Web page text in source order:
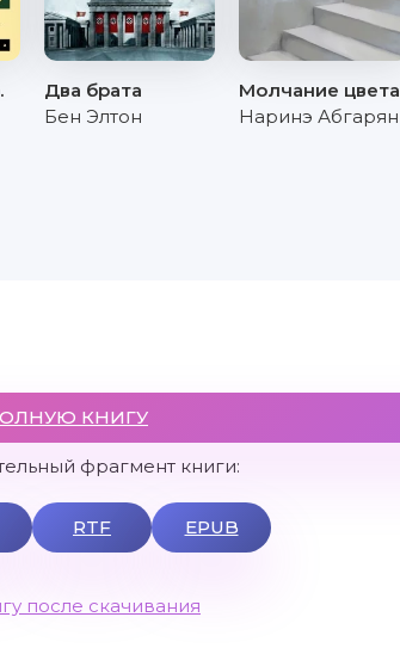
Два брата
Бен Элтон
Молчание цвета
Наринэ Абгарян
КНИГУ
фрагмент книги:
RTF EPUB
после скачивания